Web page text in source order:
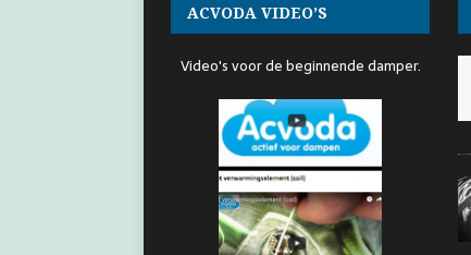
ACVODA VIDEO’S
Video's voor de beginnende damper.